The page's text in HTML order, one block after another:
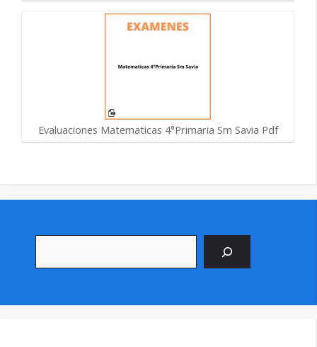
Evaluaciones Matematicas 4°Primaria Sm Savia Pdf